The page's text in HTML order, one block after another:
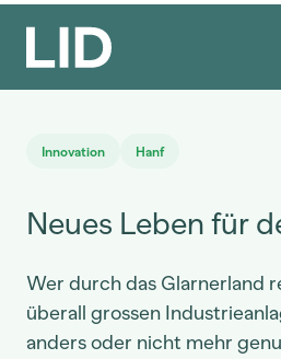
Innovation Hanf
Neues Leben für
Wer durch das Glarnerland
überall grossen
anders oder nicht mehr